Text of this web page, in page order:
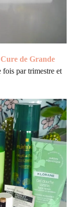
Cure de Grande
fois par trimestre et